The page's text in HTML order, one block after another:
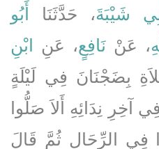
شَيْبَةَ، حَدَّثَنَا
أَبُو
، عَنْ نَافِعٍ، عَنِ
ابْنِ
بِضَجْنَانَ فِي لَيْلَةٍ
آخِرِ نِدَائِهِ أَلاَ صَلُّوا
فِي الرِّحَالِ ثُمَّ قَالَ